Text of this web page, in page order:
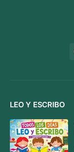
LEO Y ESCRIBO